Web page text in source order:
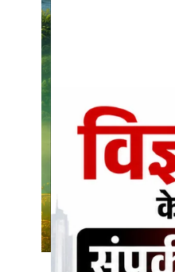
राजनीति
Contacts
इतिहास \ साहित्य
शिक्षा\रोजगार
मनोरंजन
स्वास्थ्य\लाइफस्टाइल